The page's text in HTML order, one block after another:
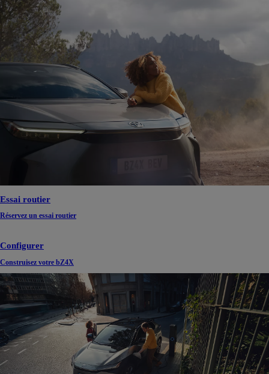
Essai routier
Réservez un essai routier
Configurer
Construisez votre bZ4X